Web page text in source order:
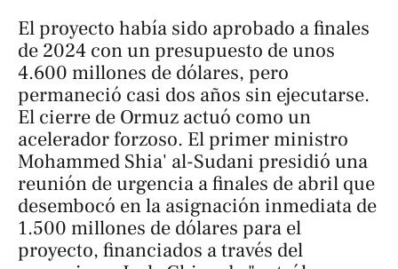
El proyecto había sido aprobado a finales
de 2024 con un presupuesto de unos
4.600 millones de dólares, pero
permaneció casi dos años sin ejecutarse.
El cierre de Ormuz actuó como un
acelerador forzoso. El primer ministro
Mohammed Shia' al-Sudani presidió una
reunión de urgencia a finales de abril que
desembocó en la asignación inmediata de
1.500 millones de dólares para el
proyecto, financiados a través del